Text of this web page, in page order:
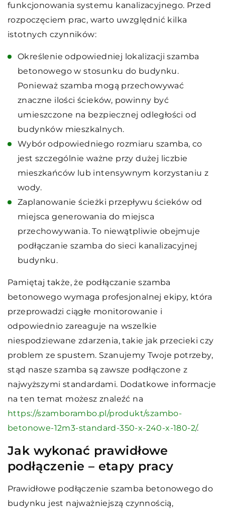
funkcjonowania systemu kanalizacyjnego. Przed
rozpoczęciem prac, warto uwzględnić kilka
istotnych czynników:
Określenie odpowiedniej lokalizacji szamba
betonowego w stosunku do budynku.
Ponieważ szamba mogą przechowywać
znaczne ilości ścieków, powinny być
umieszczone na bezpiecznej odległości od
budynków mieszkalnych.
Wybór odpowiedniego rozmiaru szamba, co
jest szczególnie ważne przy dużej liczbie
mieszkańców lub intensywnym korzystaniu z
wody.
Zaplanowanie ścieżki przepływu ścieków od
miejsca generowania do miejsca
przechowywania. To niewątpliwie obejmuje
podłączanie szamba do sieci kanalizacyjnej
budynku.
Pamiętaj także, że podłączanie szamba
betonowego wymaga profesjonalnej ekipy, która
przeprowadzi ciągłe monitorowanie i
odpowiednio zareaguje na wszelkie
niespodziewane zdarzenia, takie jak przecieki czy
problem ze spustem. Szanujemy Twoje potrzeby,
stąd nasze szamba są zawsze podłączone z
najwyższymi standardami. Dodatkowe informacje
na ten temat możesz znaleźć na
https://szamborambo.pl/produkt/szambo-
betonowe-12m3-standard-350-x-240-x-180-2/.
Jak wykonać prawidłowe
podłączenie – etapy pracy
Prawidłowe podłączenie szamba betonowego do
budynku jest najważniejszą czynnością,